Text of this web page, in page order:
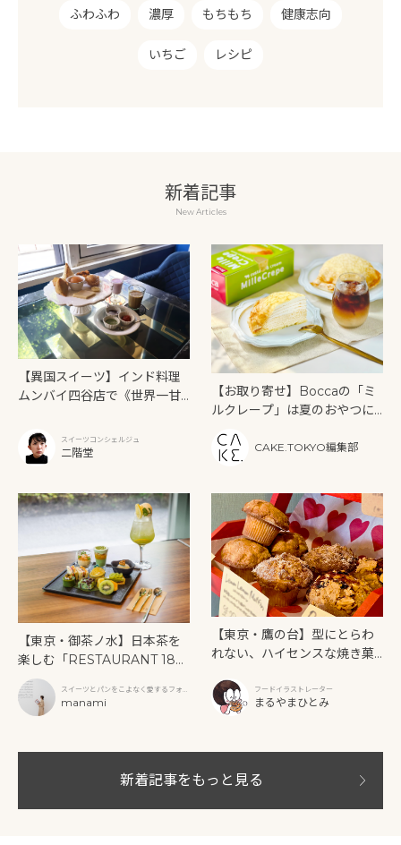
ふわふわ 濃厚 もちもち 健康志向
いちご レシピ
新着記事
New Articles
【異国スイーツ】インド料理
ムンバイ四谷店で《世界一甘
ー》を味わうスイーツコンシェルジュ
二階堂
【お取り寄せ】Boccaの「ミ
ルクレープ」は夏のおやつに
CAKE.TOKYO編集部
【東京・御茶ノ水】日本茶を
楽しむ「RESTAURANT 189
9 OCHANOMIZU」の抹茶ア
フタヌーンティーと新作クリ
ームソーダ
スイーツとパンをこよなく愛するフォト
グラファー
manami
【東京・鷹の台】型にとらわ
れない、ハイセンスな焼き菓
フードイラストレーター
まるやまひとみ
新着記事をもっと見る